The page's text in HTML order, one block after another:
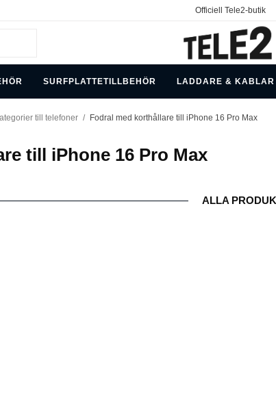
Officiell Tele2-butik
SURFPLATTETILLBEHÖR LADDARE & KABLAR
till telefoner / Fodral med korthållare till iPhone 16 Pro Max
till iPhone 16 Pro Max
ALLA